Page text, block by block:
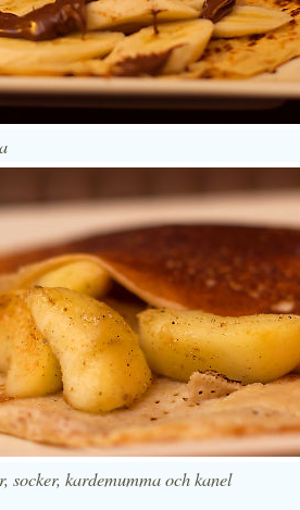
socker, kardemumma och kanel